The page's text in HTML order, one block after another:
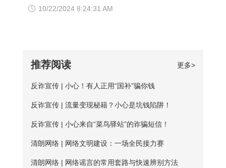
络，打开“属性”框。找到并点击“Internet协
议版本4（TCP/IPv4）”选项，点击“属
性”按钮。勾选“使用下面的DNS服务器地
址”，填入新的DNS，然后“确定”
因，选择使用免费加速工具，殊不知无论
障：免费服务器在隐匿方面比较薄弱；
二、服务器可用率低：服务器的购买与维
护是需要一定资金的，真正可用的免费服
务器数量并不多； 三、连接不稳定：免
费服务器没有专人维护，并且服务器不稳
理ip地址获取方法吗？虽然靠谱的代理ip软
嫖机会可以抓牢。 对于想长期获取免费
会是更好的选择。爱加速一直坚持提供免
费试用服务，精心挑选出50多台免费服务
器，用户每天都能免费连接使用。普通用
户每天的免费时长为20分钟，若是新用
户，那么前三天将不受该时长约束。 爱加
10/22/2024 8:24:31 AM
推荐阅读 更多>
反诈宣传 | 小心！有人正用“国补”骗你钱
反诈宣传 | 流量变现秘籍？小心是坑钱陷阱！
反诈宣传 | 小心来自“菜鸟驿站”的诈骗短信！
清朗网络 | 网络文明建设：一场全民接力赛
清朗网络 | 网络谣言的常用套路与快速辨别方法